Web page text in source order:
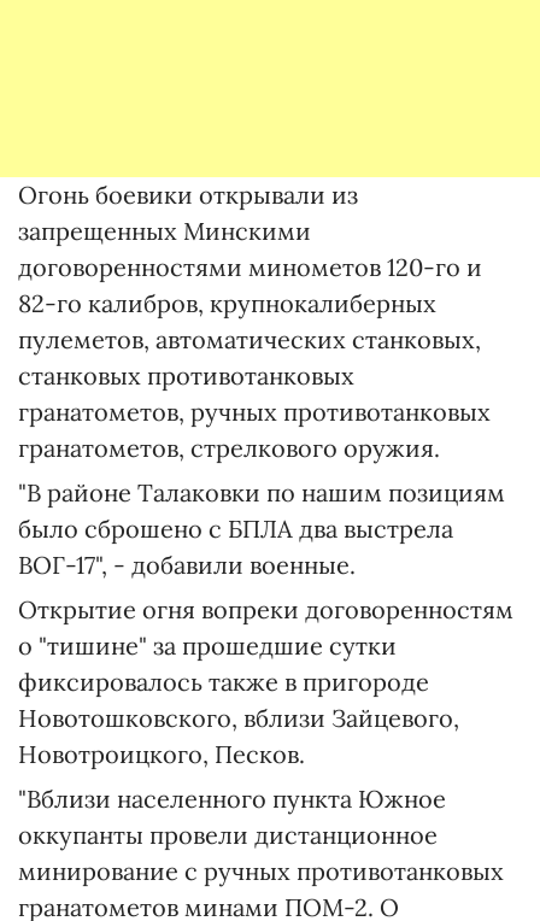
Огонь боевики открывали из
запрещенных Минскими
договоренностями минометов 120-го и
82-го калибров, крупнокалиберных
пулеметов, автоматических станковых,
станковых противотанковых
гранатометов, ручных противотанковых
гранатометов, стрелкового оружия.
"В районе Талаковки по нашим позициям
было сброшено с БПЛА два выстрела
ВОГ-17", - добавили военные.
Открытие огня вопреки договоренностям
о "тишине" за прошедшие сутки
фиксировалось также в пригороде
Новотошковского, вблизи Зайцевого,
Новотроицкого, Песков.
"Вблизи населенного пункта Южное
оккупанты провели дистанционное
минирование с ручных противотанковых
гранатометов минами ПОМ-2. О